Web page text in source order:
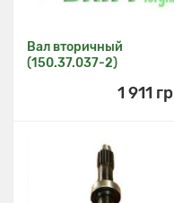
Вал вторичный
(150.37.037-2)
1 911